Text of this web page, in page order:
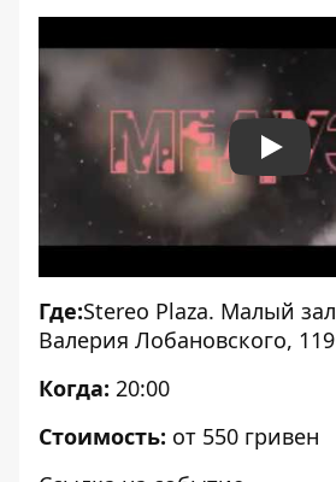
Play
Где:Stereo Plaza. Малый зал
Валерия Лобановского, 119
Когда: 20:00
Стоимость: от 550 гривен